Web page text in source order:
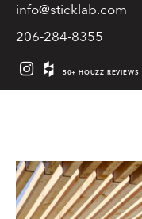
info@sticklab.com
206-284-8355
50+ HOUZZ REVIEWS